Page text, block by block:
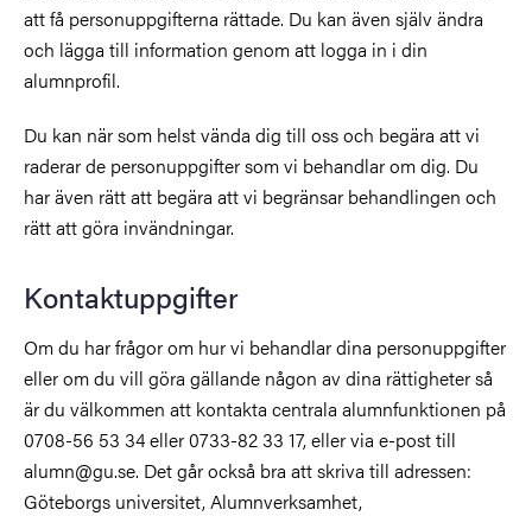
att få personuppgifterna rättade. Du kan även själv ändra
och lägga till information genom att logga in i din
alumnprofil.
Du kan när som helst vända dig till oss och begära att vi
raderar de personuppgifter som vi behandlar om dig. Du
har även rätt att begära att vi begränsar behandlingen och
rätt att göra invändningar.
Kontaktuppgifter
Om du har frågor om hur vi behandlar dina personuppgifter
eller om du vill göra gällande någon av dina rättigheter så
är du välkommen att kontakta centrala alumnfunktionen på
0708-56 53 34 eller 0733-82 33 17, eller via e-post till
alumn@gu.se. Det går också bra att skriva till adressen:
Göteborgs universitet, Alumnverksamhet,